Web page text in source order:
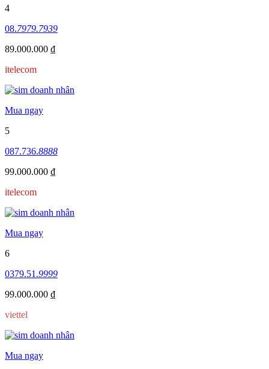
4
08.7979.7939
89.000.000 ₫
itelecom
Mua ngay
5
087.736.8888
99.000.000 ₫
itelecom
Mua ngay
6
0379.51.9999
99.000.000 ₫
viettel
Mua ngay